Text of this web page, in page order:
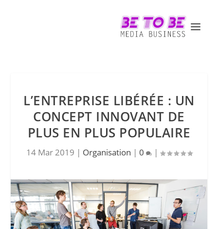
L’ENTREPRISE LIBÉRÉE : UN
CONCEPT INNOVANT DE
PLUS EN PLUS POPULAIRE
14 Mar 2019 | Organisation | 0 |